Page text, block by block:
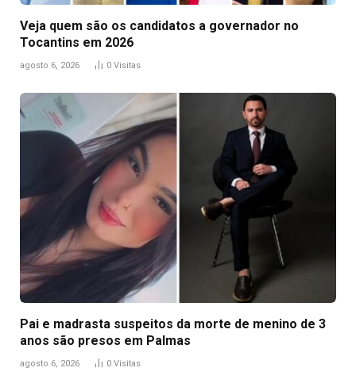
Veja quem são os candidatos a governador no
Tocantins em 2026
agosto 6, 2026 0 Visitas
Pai e madrasta suspeitos da morte de menino de 3
anos são presos em Palmas
agosto 6, 2026 0 Visitas